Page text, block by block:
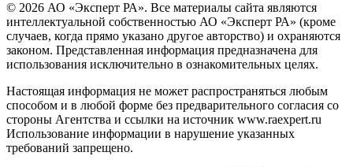
© 2026 АО «Эксперт РА». Все материалы сайта являются
интеллектуальной собственностью АО «Эксперт РА» (кроме
случаев, когда прямо указано другое авторство) и охраняются
законом. Представленная информация предназначена для
использования исключительно в ознакомительных целях.
Настоящая информация не может распространяться любым
способом и в любой форме без предварительного согласия со
стороны Агентства и ссылки на источник www.raexpert.ru
Использование информации в нарушение указанных
требований запрещено.